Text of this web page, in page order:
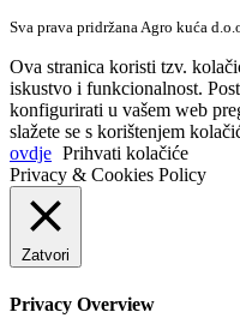
Sva prava pridržana Agro kuća
Ova stranica koristi tzv.
iskustvo i funkcionalnost.
konfigurirati u vašem web
slažete se s korištenjem
ovdje Prihvati kolačiće
Privacy & Cookies Policy
Zatvori
Privacy Overview